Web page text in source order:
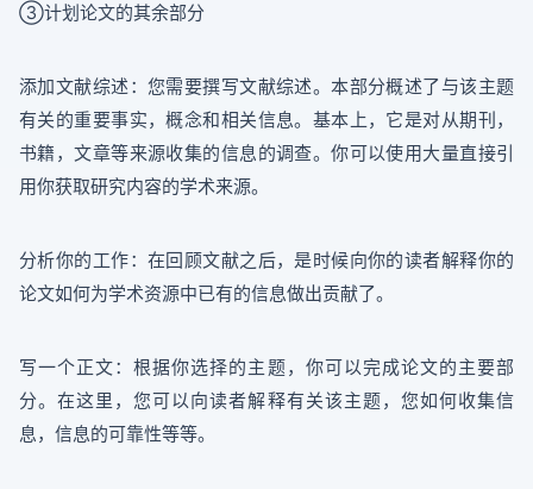
③计划论文的其余部分
添加文献综述：您需要撰写文献综述。本部分概述了与该主题
有关的重要事实，概念和相关信息。基本上，它是对从期刊，
书籍，文章等来源收集的信息的调查。你可以使用大量直接引
用你获取研究内容的学术来源。
分析你的工作：在回顾文献之后，是时候向你的读者解释你的
论文如何为学术资源中已有的信息做出贡献了。
写一个正文：根据你选择的主题，你可以完成论文的主要部
分。在这里，您可以向读者解释有关该主题，您如何收集信
息，信息的可靠性等等。